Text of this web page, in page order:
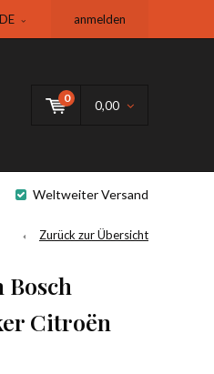
DE anmelden
0
0,00
Weltweiter Versand
Zurück zur Übersicht
Citroën